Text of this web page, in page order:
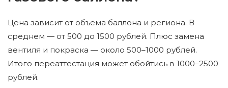
Цена зависит от объема баллона и региона. В
среднем — от 500 до 1500 рублей. Плюс замена
вентиля и покраска — около 500–1000 рублей.
Итого переаттестация может обойтись в 1000–2500
рублей.